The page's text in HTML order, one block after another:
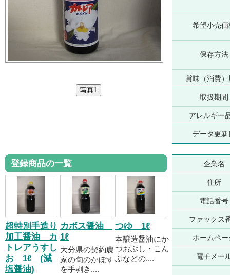
希望小売価
保存方法
賞味（消費）
取扱期間
アレルギー
データ更新
登録商品の一覧
超特別手造り
加工醤油 カ
トレアうすし
お 1ℓ (減
塩醤油)
カボス醤油
1ℓ
大分県の契約農
家の旬のかぼす
を手剥き....
つゆ 1ℓ
本醸造醤油にか
つおぶし・こん
ぶなどの....
企業名
住所
電話番号
ファックス
ホームペー
電子メー